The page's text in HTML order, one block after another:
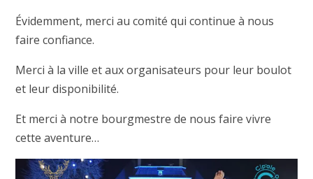
Évidemment, merci au comité qui continue à nous
faire confiance.
Merci à la ville et aux organisateurs pour leur boulot
et leur disponibilité.
Et merci à notre bourgmestre de nous faire vivre
cette aventure…